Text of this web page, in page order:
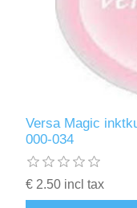
Versa Magic
000-034
€ 2.50 incl tax